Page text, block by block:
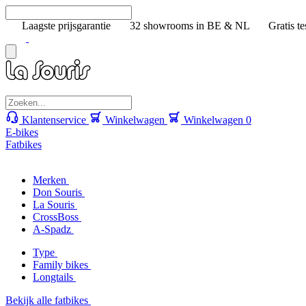
Laagste prijsgarantie 32 showrooms in BE & NL Gratis
Klantenservice Winkelwagen Winkelwagen 0
E-bikes
Fatbikes
Merken
Don Souris
La Souris
CrossBoss
A-Spadz
Type
Family bikes
Longtails
Bekijk alle fatbikes